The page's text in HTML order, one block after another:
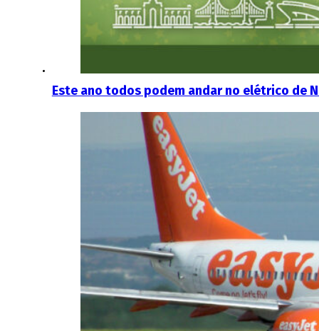
Este ano todos podem andar no elétrico de